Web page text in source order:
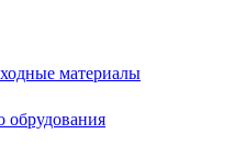
материалы
обрудования